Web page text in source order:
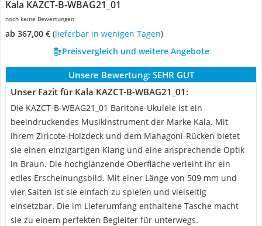
Kala ‎KAZCT-B-WBAG21_01
noch keine Bewertungen
ab 367,00 € ( Lieferbar in wenigen Tagen)
Preisvergleich und weitere Angebote
Unsere Bewertung: SEHR GUT
Unser Fazit für Kala ‎KAZCT-B-WBAG21_01:
Die ‎KAZCT-B-WBAG21_01 Baritone-Ukulele ist ein
beeindruckendes Musikinstrument der Marke Kala. Mit
ihrem Ziricote-Holzdeck und dem Mahagoni-Rücken bietet
sie einen einzigartigen Klang und eine ansprechende Optik
in Braun. Die hochglänzende Oberfläche verleiht ihr ein
edles Erscheinungsbild. Mit einer Länge von 509 mm und
vier Saiten ist sie einfach zu spielen und vielseitig
einsetzbar. Die im Lieferumfang enthaltene Tasche macht
sie zu einem perfekten Begleiter für unterwegs.